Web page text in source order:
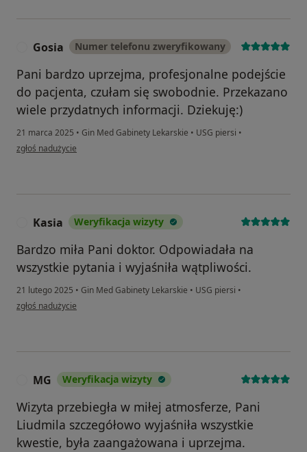
Gosia Numer telefonu zweryfikowany
Pani bardzo uprzejma, profesjonalne podejście
do pacjenta, czułam się swobodnie. Przekazano
wiele przydatnych informacji. Dziekuję:)
21 marca 2025 • Gin Med Gabinety Lekarskie • USG piersi •
w opinii użytkownika Gosia
zgłoś nadużycie
Kasia Weryfikacja wizyty
Bardzo miła Pani doktor. Odpowiadała na
wszystkie pytania i wyjaśniła wątpliwości.
21 lutego 2025 • Gin Med Gabinety Lekarskie • USG piersi •
w opinii użytkownika Kasia
zgłoś nadużycie
MG Weryfikacja wizyty
Wizyta przebiegła w miłej atmosferze, Pani
Liudmila szczegółowo wyjaśniła wszystkie
kwestie, była zaangażowana i uprzejma.